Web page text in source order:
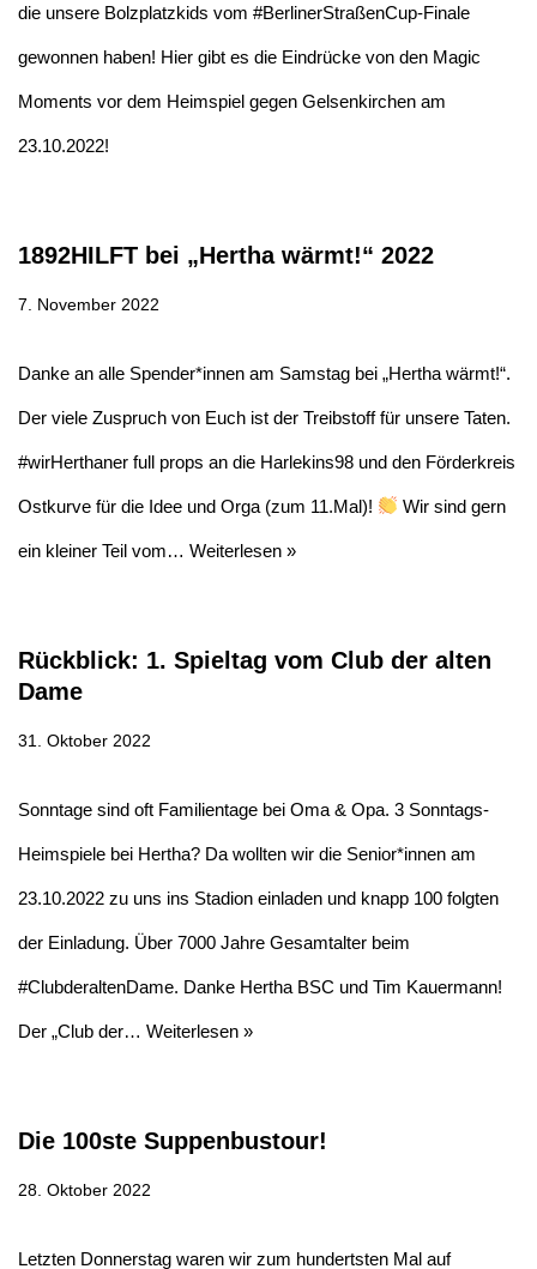
die unsere Bolzplatzkids vom #BerlinerStraßenCup-Finale
gewonnen haben! Hier gibt es die Eindrücke von den Magic
Moments vor dem Heimspiel gegen Gelsenkirchen am
23.10.2022!
1892HILFT bei „Hertha wärmt!“ 2022
7. November 2022
Danke an alle Spender*innen am Samstag bei „Hertha wärmt!“.
Der viele Zuspruch von Euch ist der Treibstoff für unsere Taten.
#wirHerthaner full props an die Harlekins98 und den Förderkreis
Ostkurve für die Idee und Orga (zum 11.Mal)! Wir sind gern
ein kleiner Teil vom… Weiterlesen »
Rückblick: 1. Spieltag vom Club der alten
Dame
31. Oktober 2022
Sonntage sind oft Familientage bei Oma & Opa. 3 Sonntags-
Heimspiele bei Hertha? Da wollten wir die Senior*innen am
23.10.2022 zu uns ins Stadion einladen und knapp 100 folgten
der Einladung. Über 7000 Jahre Gesamtalter beim
#ClubderaltenDame. Danke Hertha BSC und Tim Kauermann!
Der „Club der… Weiterlesen »
Die 100ste Suppenbustour!
28. Oktober 2022
Letzten Donnerstag waren wir zum hundertsten Mal auf